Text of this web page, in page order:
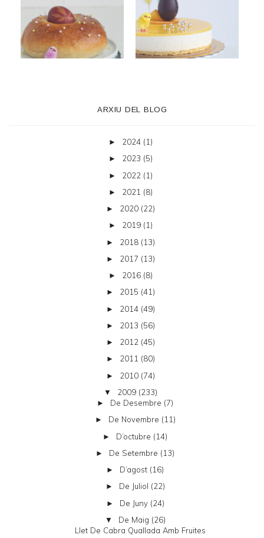
ARXIU DEL BLOG
► 2024 (1)
► 2023 (5)
► 2022 (1)
► 2021 (8)
► 2020 (22)
► 2019 (1)
► 2018 (13)
► 2017 (13)
► 2016 (8)
► 2015 (41)
► 2014 (49)
► 2013 (56)
► 2012 (45)
► 2011 (80)
► 2010 (74)
▼ 2009 (233)
► De Desembre (7)
► De Novembre (11)
► D’octubre (14)
► De Setembre (13)
► D’agost (16)
► De Juliol (22)
► De Juny (24)
▼ De Maig (26)
Llet De Cabra Quallada Amb Fruites